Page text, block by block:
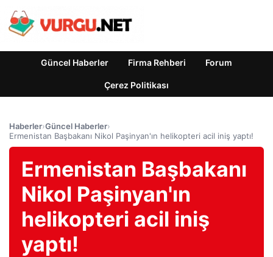
Güncel Haberler Firma Rehberi Forum
Çerez Politikası
Haberler›Güncel Haberler›
Ermenistan Başbakanı Nikol Paşinyan'ın helikopteri acil iniş yaptı!
Ermenistan Başbakanı
Nikol Paşinyan'ın
helikopteri acil iniş
yaptı!